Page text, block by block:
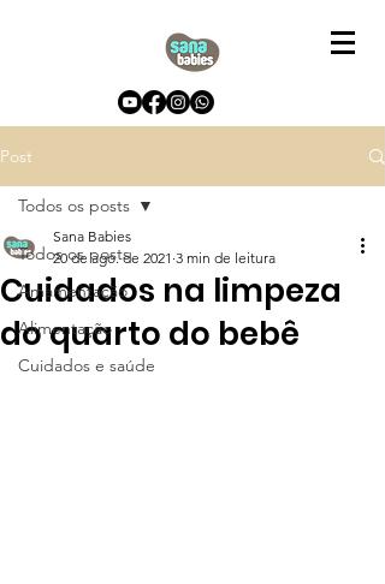
Post
Todos os posts
Amamentação
Alimentação
Cuidados e saúde
Todos os posts
Cuidados na limpeza
do quarto do bebê
Sana Babies
20 de ago. de 2021 3 min de leitura